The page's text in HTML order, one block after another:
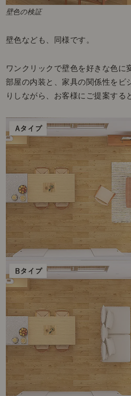
壁色の検証
壁色なども、同様です。
ワンクリックで壁色を好きな色に
部屋の内装と、家具の関係性をビ
りしながら、お客様にご提案する